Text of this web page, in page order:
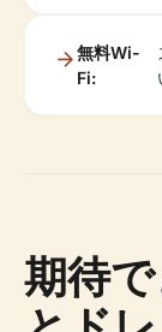
無料Wi-
Fi:
期待